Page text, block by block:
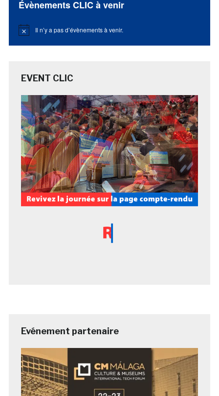
Évènements CLIC à venir
Notice Il n’y a pas d’évènements à venir.
EVENT CLIC
Evénement partenaire